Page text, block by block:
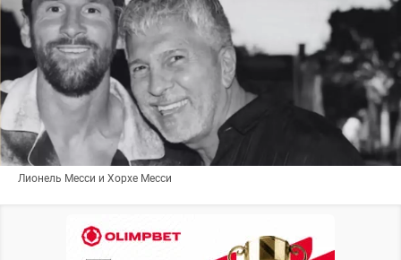
Лионель Месси и Хорхе Месси